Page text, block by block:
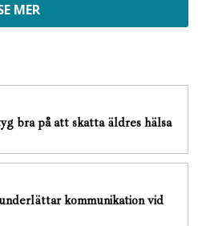
MER
bra på att skatta äldres hälsa
kommunikation vid